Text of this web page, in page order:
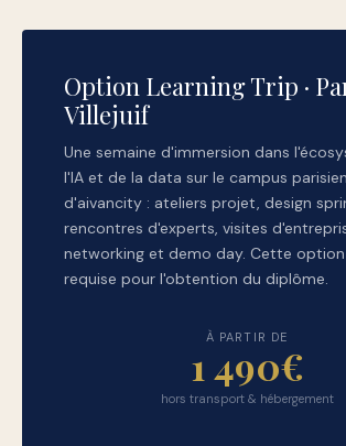
Option Learning Trip ·
Villejuif
Une semaine d'immersion dans
l'IA et de la data sur le campus parisien
d'aivancity : ateliers projet, design
rencontres d'experts, visites
networking et demo day. Cette option
requise pour l'obtention du diplôme.
À PARTIR DE
1 490€
hors transport & hébergement